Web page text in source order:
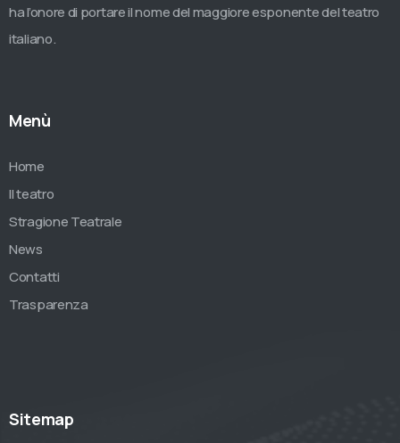
ha l’onore di portare il nome del maggiore esponente del teatro
italiano.
Menù
Home
Il teatro
Stragione Teatrale
News
Contatti
Trasparenza
Sitemap